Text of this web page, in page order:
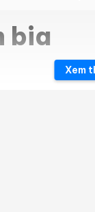
bia
Xem